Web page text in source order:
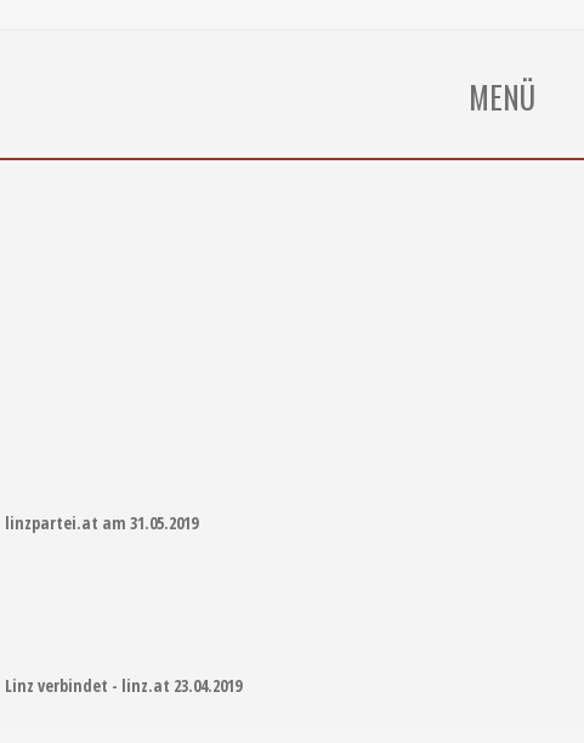
MENÜ
linzpartei.at am 31.05.2019
Linz verbindet - linz.at 23.04.2019